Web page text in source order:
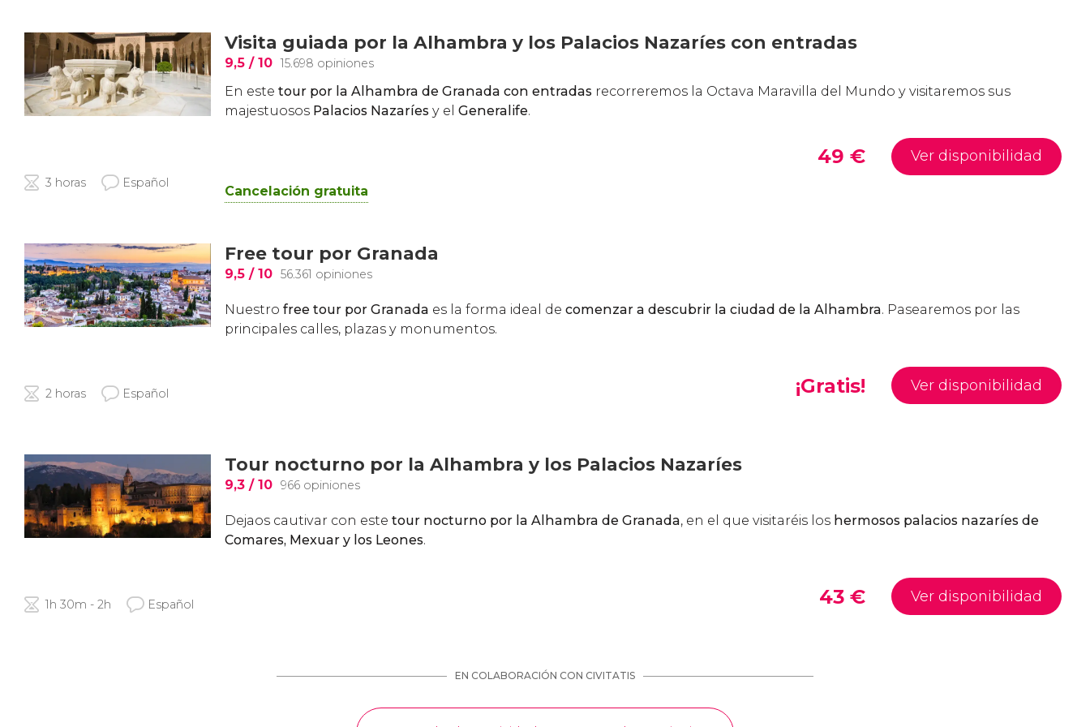
Visita guiada por la Alhambra y los Palacios Nazaríes con entradas
9,5 / 10 15.698 opiniones
En este tour por la Alhambra de Granada con entradas recorreremos la Octava Maravilla del Mundo y visitaremos sus
majestuosos Palacios Nazaríes y el Generalife.
3 horas Español
49 € Ver disponibilidad
Cancelación gratuita
Free tour por Granada
9,5 / 10 56.361 opiniones
Nuestro free tour por Granada es la forma ideal de comenzar a descubrir la ciudad de la Alhambra. Pasearemos por las
principales calles, plazas y monumentos.
2 horas Español ¡Gratis! Ver disponibilidad
Tour nocturno por la Alhambra y los Palacios Nazaríes
9,3 / 10 966 opiniones
Dejaos cautivar con este tour nocturno por la Alhambra de Granada, en el que visitaréis los hermosos palacios nazaríes de
Comares, Mexuar y los Leones.
1h 30m - 2h Español 43 € Ver disponibilidad
EN COLABORACIÓN CON CIVITATIS